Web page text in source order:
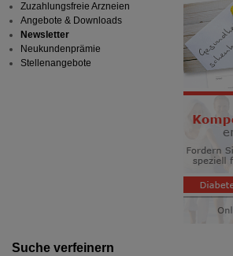
Suche verfeinern
Zuzahlungsfreie Arzneien
Angebote & Downloads
Newsletter
Neukundenprämie
Stellenangebote